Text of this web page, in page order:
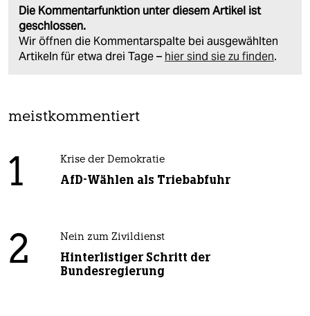
Die Kommentarfunktion unter diesem Artikel ist
geschlossen.
Wir öffnen die Kommentarspalte bei ausgewählten
Artikeln für etwa drei Tage – hier sind sie zu finden.
meistkommentiert
1 Krise der Demokratie
AfD-Wählen als Triebabfuhr
2 Nein zum Zivildienst
Hinterlistiger Schritt der
Bundesregierung